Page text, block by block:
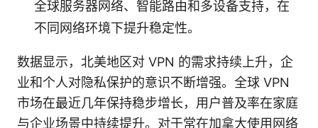
全球服务器网络、智能路由和多设备支持，在
不同网络环境下提升稳定性。
数据显示，北美地区对 VPN 的需求持续上升，企
业和个人对隐私保护的意识不断增强。全球 VPN
市场在最近几年保持稳步增长，用户普及率在家庭
与企业场景中持续提升。对于常在加拿大使用网络